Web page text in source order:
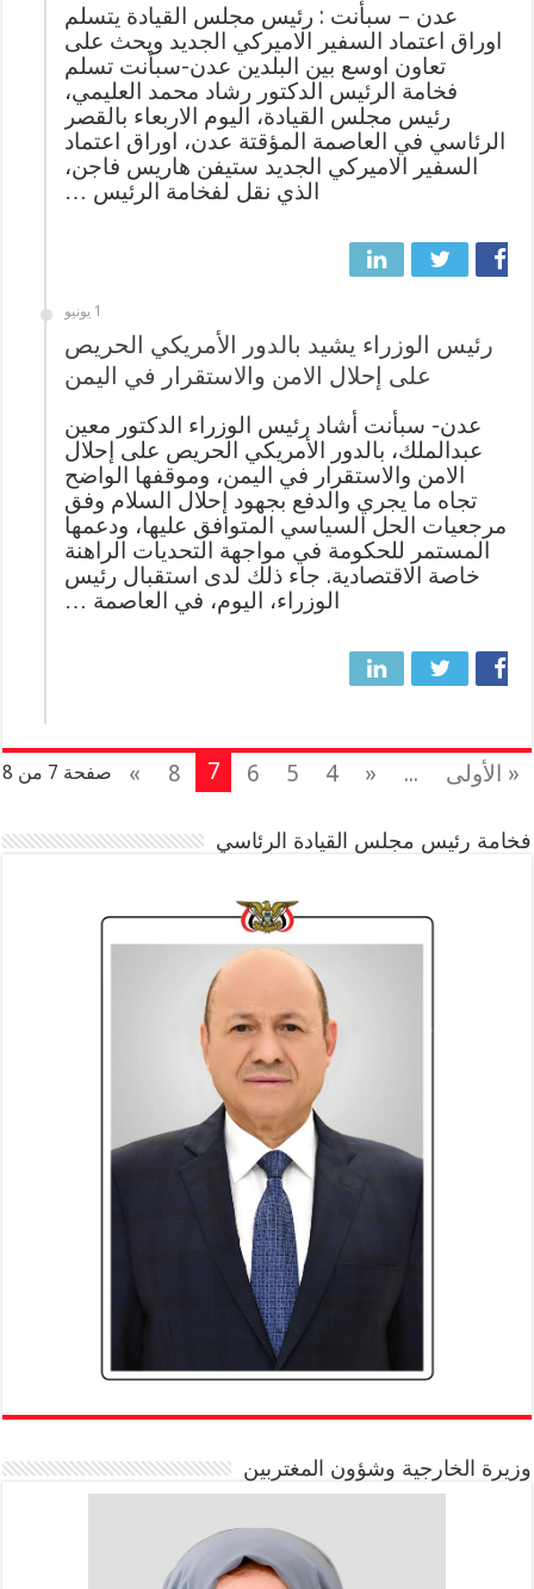
عدن – سبأنت : رئيس مجلس القيادة يتسلم
اوراق اعتماد السفير الاميركي الجديد ويحث على
تعاون اوسع بين البلدين عدن-سبأنت تسلم
فخامة الرئيس الدكتور رشاد محمد العليمي،
رئيس مجلس القيادة، اليوم الاربعاء بالقصر
الرئاسي في العاصمة المؤقتة عدن، اوراق اعتماد
السفير الاميركي الجديد ستيفن هاريس فاجن،
الذي نقل لفخامة الرئيس …
1 يونيو
رئيس الوزراء يشيد بالدور الأمريكي الحريص
على إحلال الامن والاستقرار في اليمن
عدن- سبأنت أشاد رئيس الوزراء الدكتور معين
عبدالملك، بالدور الأمريكي الحريص على إحلال
الامن والاستقرار في اليمن، وموقفها الواضح
تجاه ما يجري والدفع بجهود إحلال السلام وفق
مرجعيات الحل السياسي المتوافق عليها، ودعمها
المستمر للحكومة في مواجهة التحديات الراهنة
خاصة الاقتصادية. جاء ذلك لدى استقبال رئيس
الوزراء، اليوم، في العاصمة …
صفحة 7 من 8 « الأولى ...
«
4
5
6
7
8
»
فخامة رئيس مجلس القيادة الرئاسي
وزيرة الخارجية وشؤون المغتربين